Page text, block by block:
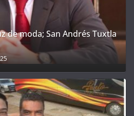
de moda; San Andrés Tuxtla